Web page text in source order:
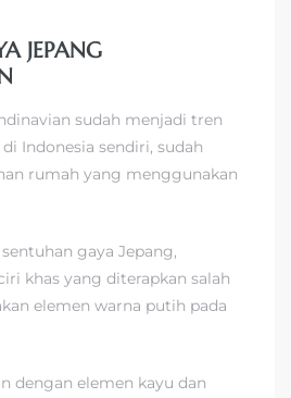
JEPANG
sudah menjadi tren
Indonesia sendiri, sudah
rumah yang menggunakan
gaya Jepang,
khas yang diterapkan salah
elemen warna putih pada
dengan elemen kayu dan